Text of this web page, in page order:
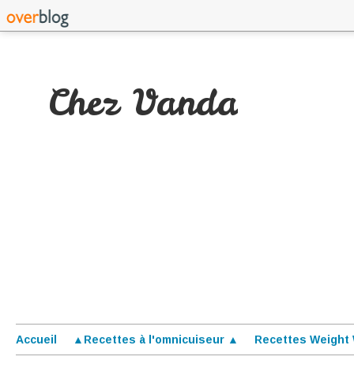
Chez Vanda
Accueil ▲Recettes à l'omnicuiseur ▲ Recettes Weight